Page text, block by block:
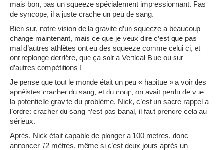
mais bon, pas un squeeze spécialement impressionnant. Pas
de syncope, il a juste crache un peu de sang.
Bien sur, notre vision de la gravite d’un squeeze a beaucoup
change maintenant, mais ce que je veux dire c’est que pas
mal d’autres athlètes ont eu des squeeze comme celui ci, et
ont replonge derrière, que ça soit a Vertical Blue ou sur
d’autres compétitions !
Je pense que tout le monde était un peu « habitue » a voir des
apnéistes cracher du sang, et du coup, on avait perdu de vue
la potentielle gravite du problème. Nick, c’est un sacre rappel a
l’ordre: cracher du sang n’est pas banal, il faut prendre cela au
sérieux.
Après, Nick était capable de plonger a 100 metres, donc
annoncer 72 mètres, même si c’est deux jours après un